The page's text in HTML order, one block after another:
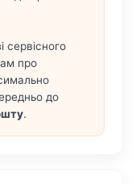
сервісного
про
до
.